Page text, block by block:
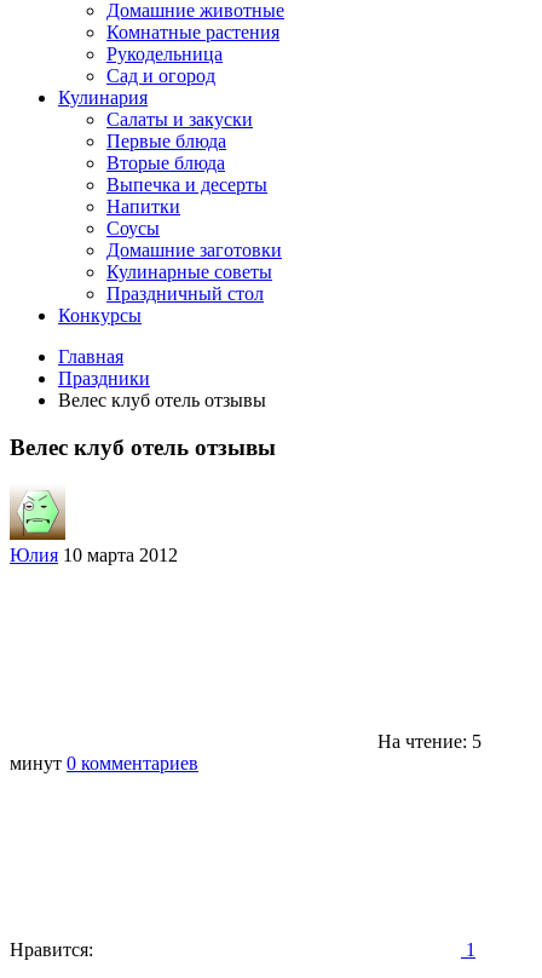
Домашние животные
Комнатные растения
Рукодельница
Сад и огород
Кулинария
Салаты и закуски
Первые блюда
Вторые блюда
Выпечка и десерты
Напитки
Соусы
Домашние заготовки
Кулинарные советы
Праздничный стол
Конкурсы
Главная
Праздники
Велес клуб отель отзывы
Велес клуб отель отзывы
Юлия 10 марта 2012
На чтение: 5
минут 0 комментариев
Нравится: 1